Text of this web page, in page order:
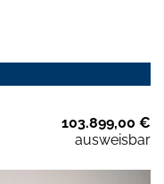
103.899,00 €
ausweisbar